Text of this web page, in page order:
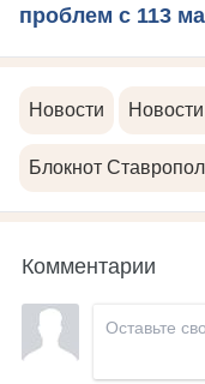
проблем с 113
Новости
Блокнот
Комментарии